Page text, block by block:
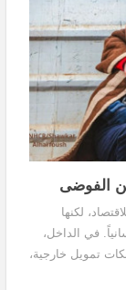
الفوضى
لكنها
في الداخل،
تمويل خارجية،